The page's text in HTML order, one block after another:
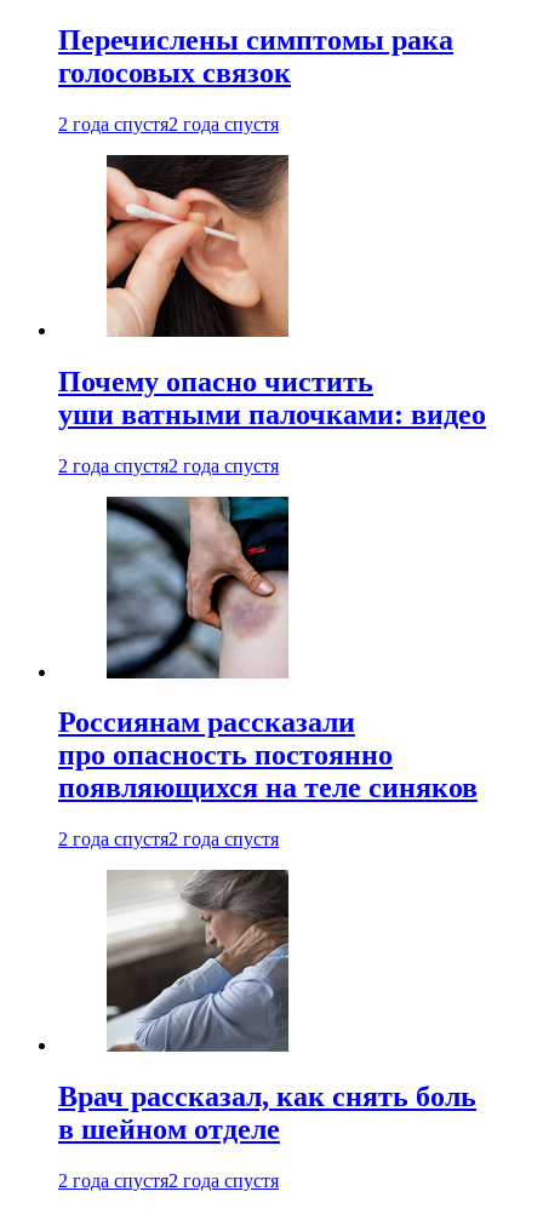
Перечислены симптомы рака
голосовых связок
2 года спустя2 года спустя
Почему опасно чистить
уши ватными палочками: видео
2 года спустя2 года спустя
Россиянам рассказали
про опасность постоянно
появляющихся на теле синяков
2 года спустя2 года спустя
Врач рассказал, как снять боль
в шейном отделе
2 года спустя2 года спустя